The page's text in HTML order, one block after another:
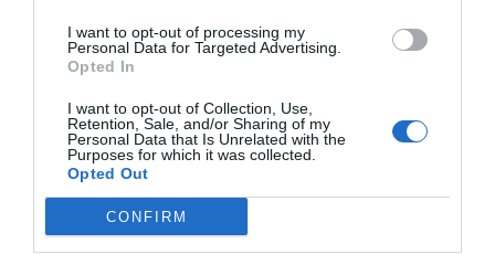
I want to opt-out of processing my
Personal Data for Targeted Advertising.
Opted In
I want to opt-out of Collection, Use,
Retention, Sale, and/or Sharing of my
Personal Data that Is Unrelated with the
Purposes for which it was collected.
Opted Out
CONFIRM